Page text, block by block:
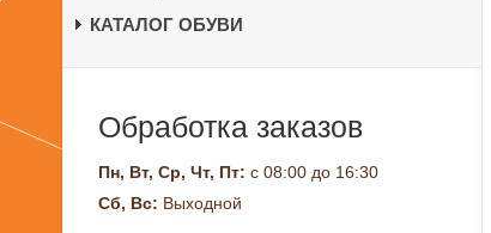
КАТАЛОГ ОБУВИ
Обработка заказов
Пн, Вт, Ср, Чт, Пт: с 08:00 до 16:30
Сб, Вс: Выходной